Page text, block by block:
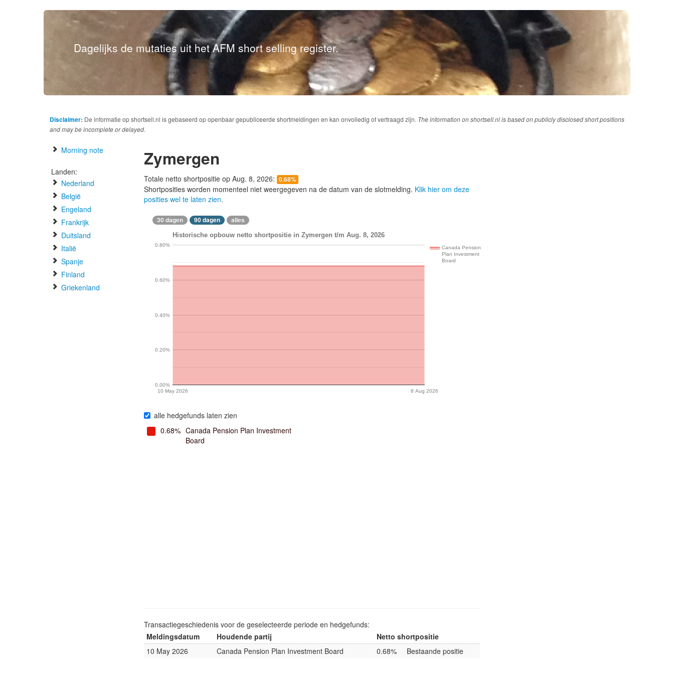
Dagelijks de mutaties uit het AFM short selling register.
Disclaimer: De informatie op shortsell.nl is gebaseerd op openbaar gepubliceerde shortmeldingen en kan onvolledig of vertraagd zijn. The information on shortsell.nl is based on publicly disclosed short positions
and may be incomplete or delayed.
Morning note
Landen:
Nederland
België
Engeland
Frankrijk
Duitsland
Italië
Spanje
Finland
Griekenland
Zymergen
Totale netto shortpositie op Aug. 8, 2026: 0.68%
Shortposities worden momenteel niet weergegeven na de datum van de slotmelding. Klik hier om deze
posities wel te laten zien.
30 dagen 90 dagen alles
Historische opbouw netto shortpositie in Zymergen t/m Aug. 8, 2026
Canada Pension
Plan Investment
Board
10 May 2026 8 Aug 2026
0.00%
0.20%
0.40%
0.60%
0.80%
alle hedgefunds laten zien
0.68% Canada Pension Plan Investment
Board
Transactiegeschiedenis voor de geselecteerde periode en hedgefunds:
Meldingsdatum
Houdende partij
Netto shortpositie
10 May 2026
Canada Pension Plan Investment Board 0.68% Bestaande positie